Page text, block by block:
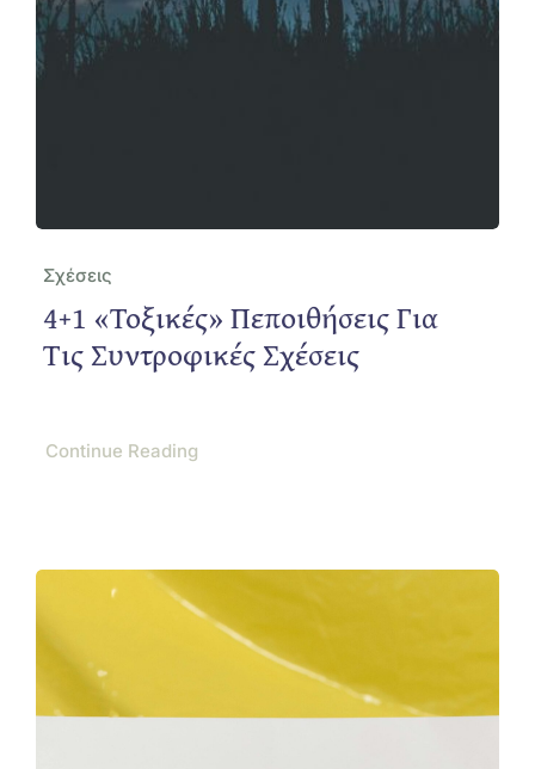
Σχέσεις
4+1 «τοξικές» Πεποιθήσεις Για
Τις Συντροφικές Σχέσεις
Continue Reading